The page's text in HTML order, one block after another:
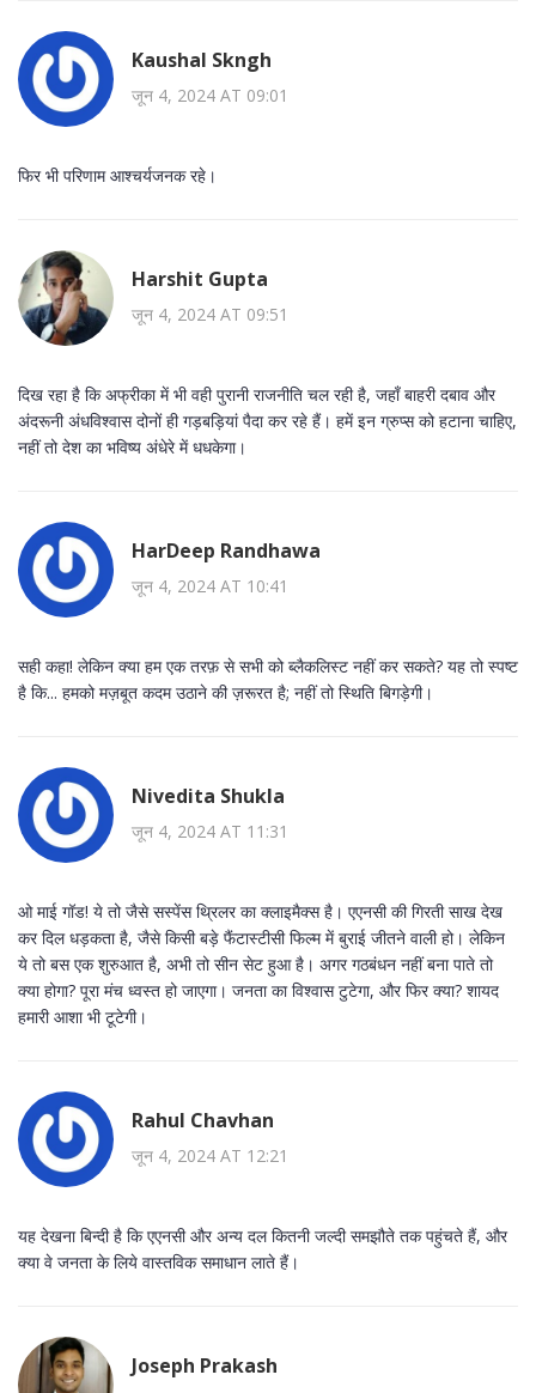
Kaushal Skngh
जून 4, 2024 AT 09:01
फिर भी परिणाम आश्चर्यजनक रहे।
Harshit Gupta
जून 4, 2024 AT 09:51
दिख रहा है कि अफ्रीका में भी वही पुरानी राजनीति चल रही है, जहाँ बाहरी दबाव और
अंदरूनी अंधविश्वास दोनों ही गड़बड़ियां पैदा कर रहे हैं। हमें इन ग्रुप्स को हटाना चाहिए,
नहीं तो देश का भविष्य अंधेरे में धधकेगा।
HarDeep Randhawa
जून 4, 2024 AT 10:41
सही कहा! लेकिन क्या हम एक तरफ़ से सभी को ब्लैकलिस्ट नहीं कर सकते? यह तो स्पष्ट
है कि... हमको मज़बूत कदम उठाने की ज़रूरत है; नहीं तो स्थिति बिगड़ेगी।
Nivedita Shukla
जून 4, 2024 AT 11:31
ओ माई गॉड! ये तो जैसे सस्पेंस थ्रिलर का क्लाइमैक्स है। एएनसी की गिरती साख देख
कर दिल धड़कता है, जैसे किसी बड़े फैंटास्टीसी फिल्म में बुराई जीतने वाली हो। लेकिन
ये तो बस एक शुरुआत है, अभी तो सीन सेट हुआ है। अगर गठबंधन नहीं बना पाते तो
क्या होगा? पूरा मंच ध्वस्त हो जाएगा। जनता का विश्वास टुटेगा, और फिर क्या? शायद
हमारी आशा भी टूटेगी।
Rahul Chavhan
जून 4, 2024 AT 12:21
यह देखना बिन्दी है कि एएनसी और अन्य दल कितनी जल्दी समझौते तक पहुंचते हैं, और
क्या वे जनता के लिये वास्तविक समाधान लाते हैं।
Joseph Prakash